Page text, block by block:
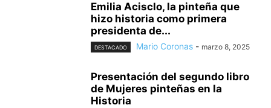
Emilia Acisclo, la pinteña que
hizo historia como primera
presidenta de...
DESTACADO Mario Coronas - marzo 8, 2025
Presentación del segundo libro
de Mujeres pinteñas en la
Historia